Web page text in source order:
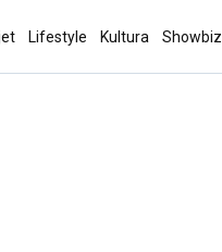
Lifestyle Kultura Showbiz